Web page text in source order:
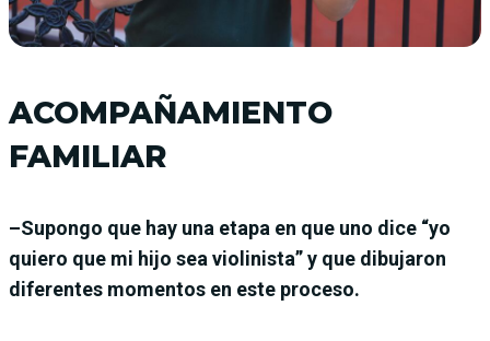
ACOMPAÑAMIENTO
FAMILIAR
–Supongo que hay una etapa en que uno dice “yo
quiero que mi hijo sea violinista” y que dibujaron
diferentes momentos en este proceso.